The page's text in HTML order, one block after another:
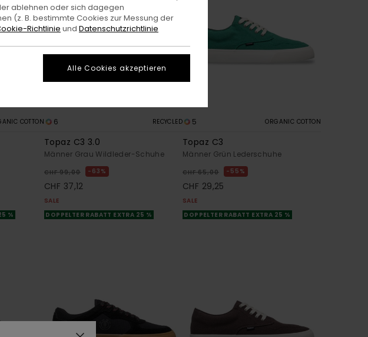
COTTON
%
6 RECYCLED
Topaz C3 3.0
Männer Grau Wildleder-Schuhe
CHF 99,00 63%
CHF 37,12
SALE
DOPPELTER RABATT EXTRA 25 %
5 ORGANIC COTTON
Topaz C3
Männer Grün Lederschuhe
CHF 65,00 55%
CHF 29,25
SALE
DOPPELTER RABATT EXTRA 25 %
ablehnen oder sich dagegen
(z. B. bestimmte Cookies zur Messung der
Richtlinie und Datenschutzrichtlinie
Alle Cookies akzeptieren